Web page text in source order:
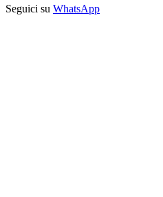
Seguici su WhatsApp